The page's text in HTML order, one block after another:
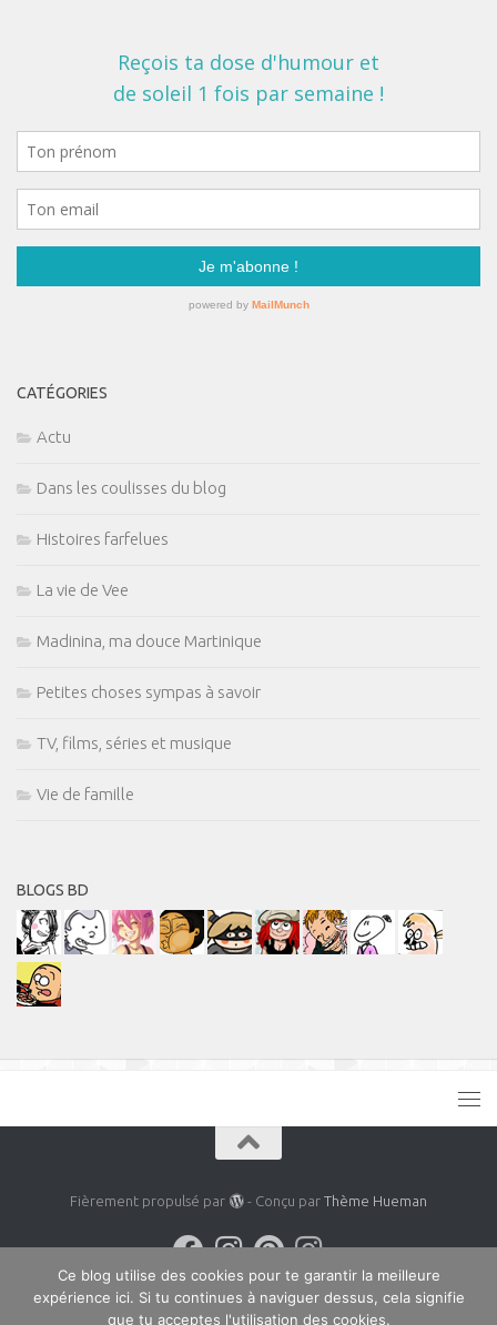
CATÉGORIES
Actu
Dans les coulisses du blog
Histoires farfelues
La vie de Vee
Madinina, ma douce Martinique
Petites choses sympas à savoir
TV, films, séries et musique
Vie de famille
BLOGS BD
Fièrement propulsé par - Conçu par Thème Hueman
Ce blog utilise des cookies pour te garantir la meilleure
expérience ici. Si tu continues à naviguer dessus, cela signifie
que tu acceptes l'utilisation des cookies.